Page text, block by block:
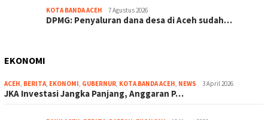
KOTA BANDA ACEH 7 Agustus 2026
DPMG: Penyaluran dana desa di Aceh sudah…
EKONOMI
ACEH BERITA EKONOMI GUBERNUR KOTA BANDA ACEH NEWS 3 April 2026
JKA Investasi Jangka Panjang, Anggaran P…